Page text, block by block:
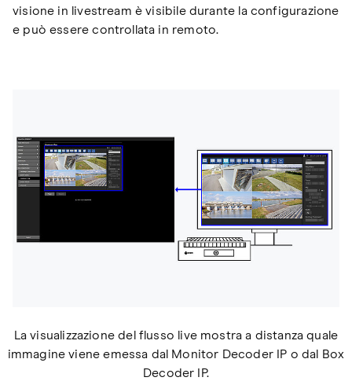
visione in livestream è visibile durante la configurazione
e può essere controllata in remoto.
La visualizzazione del flusso live mostra a distanza quale
immagine viene emessa dal Monitor Decoder IP o dal Box
Decoder IP.